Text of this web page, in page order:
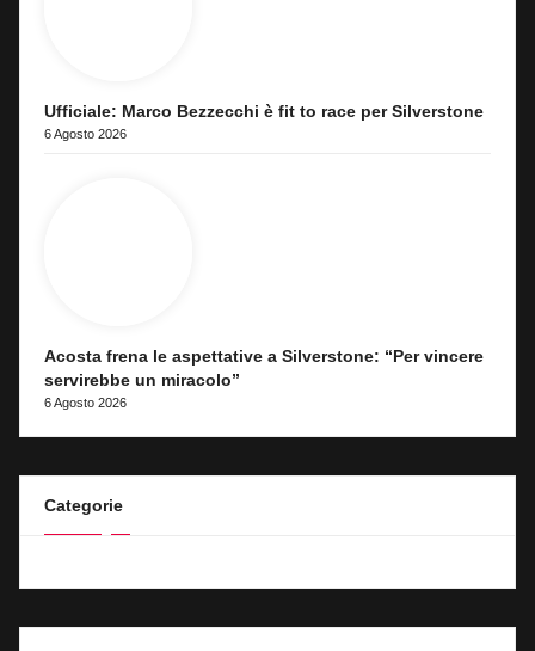
Ufficiale: Marco Bezzecchi è fit to race per Silverstone
6 Agosto 2026
Acosta frena le aspettative a Silverstone: “Per vincere
servirebbe un miracolo”
6 Agosto 2026
Categorie